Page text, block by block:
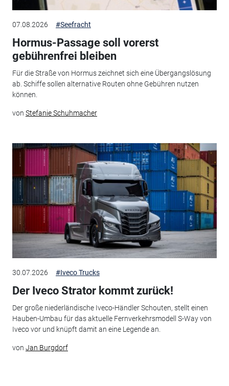
07.08.2026 #Seefracht
Hormus-Passage soll vorerst
gebührenfrei bleiben
Für die Straße von Hormus zeichnet sich eine Übergangslösung
ab. Schiffe sollen alternative Routen ohne Gebühren nutzen
können.
von Stefanie Schuhmacher
30.07.2026 #Iveco Trucks
Der Iveco Strator kommt zurück!
Der große niederländische Iveco-Händler Schouten, stellt einen
Hauben-Umbau für das aktuelle Fernverkehrsmodell S-Way von
Iveco vor und knüpft damit an eine Legende an.
von Jan Burgdorf